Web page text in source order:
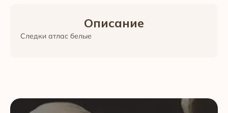
Описание
Следки атлас белые